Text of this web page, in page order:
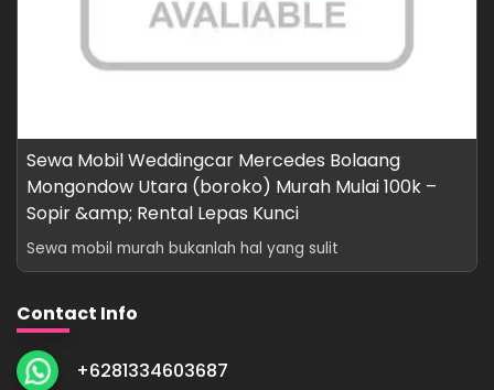
Sewa Mobil Weddingcar Mercedes Bolaang
Mongondow Utara (boroko) Murah Mulai 100k –
Sopir &amp; Rental Lepas Kunci
Sewa mobil murah bukanlah hal yang sulit
Contact Info
+6281334603687